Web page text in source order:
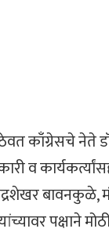
ठेवत काँग्रेसचे
व
बावनकुळे,
पक्षाने